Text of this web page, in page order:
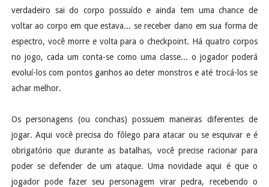
verdadeiro sai do corpo possuído e ainda tem uma chance de
voltar ao corpo em que estava... se receber dano em sua forma de
espectro, você morre e volta para o checkpoint. Há quatro corpos
no jogo, cada um conta-se como uma classe... o jogador poderá
evoluí-los com pontos ganhos ao deter monstros e até trocá-los se
achar melhor.
Os personagens (ou conchas) possuem maneiras diferentes de
jogar. Aqui você precisa do fôlego para atacar ou se esquivar e é
obrigatório que durante as batalhas, você precise racionar para
poder se defender de um ataque. Uma novidade aqui é que o
jogador pode fazer seu personagem virar pedra, recebendo o